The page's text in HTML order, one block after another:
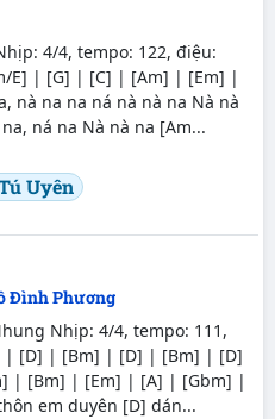
4/4, tempo: 122, điệu:
E] | [G] | [C] | [Am] | [Em] |
nà na na ná nà nà na Nà nà
ná na Nà nà na [Am...
Uyên
Đình Phương
Nhịp: 4/4, tempo: 111,
| [D] | [Bm] | [D] | [Bm] | [D]
| [Bm] | [Em] | [A] | [Gbm] |
em duyên [D] dán...